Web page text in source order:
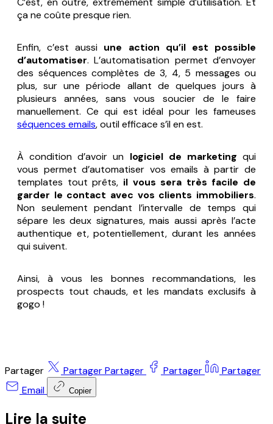
ça ne coûte presque rien.
Enfin, c’est aussi une action qu’il est possible
d’automatiser. L’automatisation permet d’envoyer
des séquences complètes de 3, 4, 5 messages ou
plus, sur une période allant de quelques jours à
plusieurs années, sans vous soucier de le faire
manuellement. Ce qui est idéal pour les fameuses
séquences emails, outil efficace s’il en est.
À condition d’avoir un logiciel de marketing qui
vous permet d’automatiser vos emails à partir de
templates tout prêts, il vous sera très facile de
garder le contact avec vos clients immobiliers.
Non seulement pendant l’intervalle de temps qui
sépare les deux signatures, mais aussi après l’acte
authentique et, potentiellement, durant les années
qui suivent.
Ainsi, à vous les bonnes recommandations, les
prospects tout chauds, et les mandats exclusifs à
gogo !
Partager PartagerPartager Partager
Partager
Email
Copier
Lire la suite